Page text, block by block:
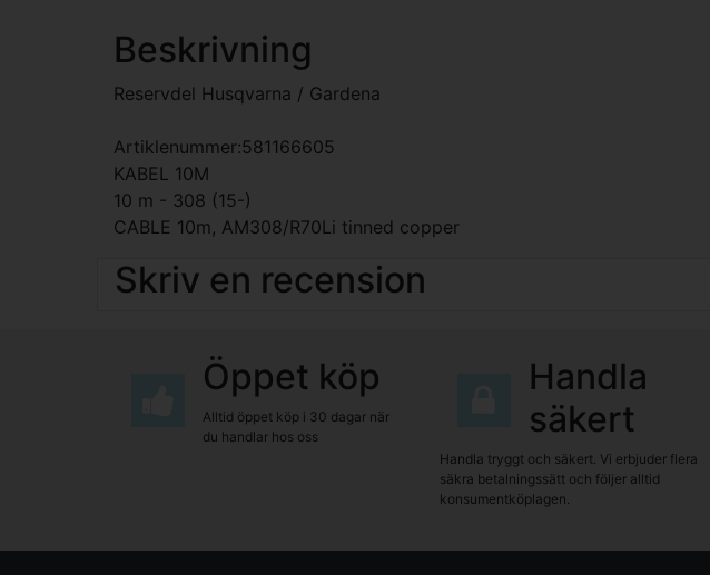
Beskrivning
Reservdel Husqvarna / Gardena
Artiklenummer:581166605
KABEL 10M
10 m - 308 (15-)
CABLE 10m, AM308/R70Li tinned copper
Skriv en recension
Öppet köp
Alltid öppet köp i 30 dagar när
du handlar hos oss
Handla
säkert
Handla tryggt och säkert. Vi erbjuder flera
säkra betalningssätt och följer alltid
konsumentköplagen.